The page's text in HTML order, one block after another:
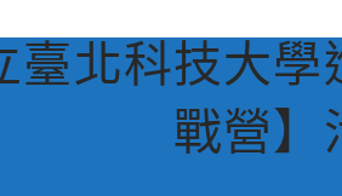
臺北科技大
戰營】